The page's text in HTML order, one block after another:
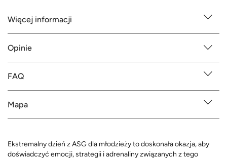
Więcej informacji
Opinie
FAQ
Mapa
Ekstremalny dzień z ASG dla młodzieży to doskonała okazja, aby
doświadczyć emocji, strategii i adrenaliny związanych z tego